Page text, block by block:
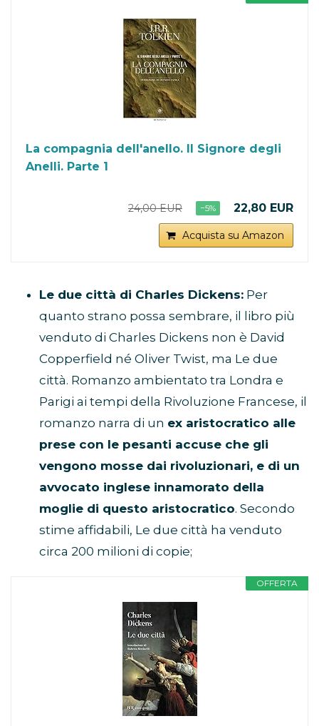
La compagnia dell'anello. Il Signore degli
Anelli. Parte 1
24,00 EUR −5% 22,80 EUR
Acquista su Amazon
Le due città di Charles Dickens: Per
quanto strano possa sembrare, il libro più
venduto di Charles Dickens non è David
Copperfield né Oliver Twist, ma Le due
città. Romanzo ambientato tra Londra e
Parigi ai tempi della Rivoluzione Francese, il
romanzo narra di un ex aristocratico alle
prese con le pesanti accuse che gli
vengono mosse dai rivoluzionari, e di un
avvocato inglese innamorato della
moglie di questo aristocratico. Secondo
stime affidabili, Le due città ha venduto
circa 200 milioni di copie;
OFFERTA